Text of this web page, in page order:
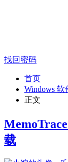
找回密码
首页
Windows 软
正文
载